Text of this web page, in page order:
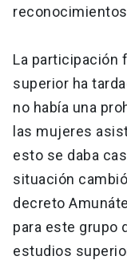
La participación
superior ha
no había una
las mujeres
esto se daba
situación
decreto
para este grupo
estudios